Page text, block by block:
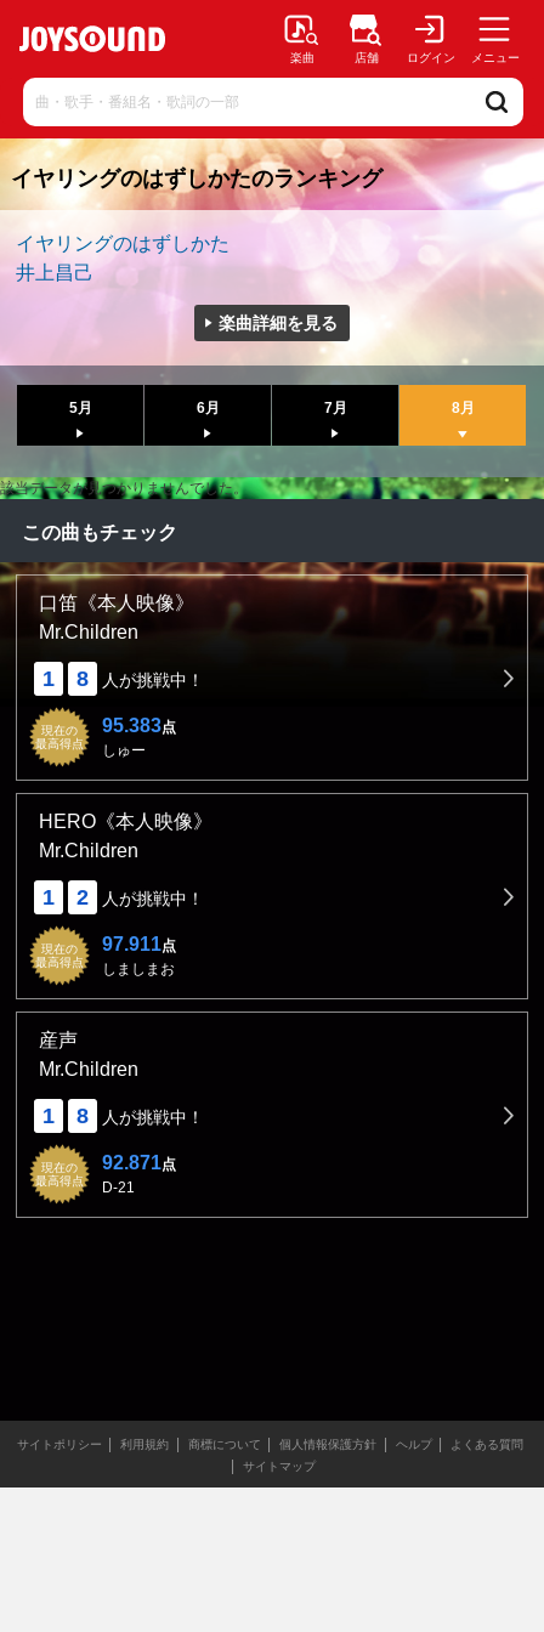
楽曲 店舗 ログイン メニュー
イヤリングのはずしかたのランキング
イヤリングのはずしかた
井上昌己
楽曲詳細を見る
5月 6月 7月 8月
該当データが見つかりませんでした。
この曲もチェック
口笛《本人映像》
Mr.Children
1 8 人が挑戦中！
現在の
最高得点
95.383点
しゅー
HERO《本人映像》
Mr.Children
1 2 人が挑戦中！
現在の
最高得点
97.911点
しましまお
産声
Mr.Children
1 8 人が挑戦中！
現在の
最高得点
92.871点
D-21
サイトポリシー 利用規約 商標について 個人情報保護方針 ヘルプ
よくある質問
サイトマップ